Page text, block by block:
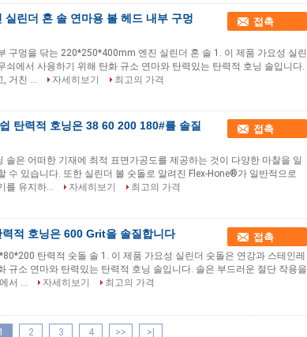
린더 혼 솔 연마용 볼 헤드 내부 구멍
접촉
구멍을 닦는 220*250*400mm 엔진 실린더 혼 솔 1. 이 제품 가요성 실린
쇠에서 사용하기 위해 탄화 규소 연마와 탄력있는 탄력적 호닝 솔입니다.
, 거친 ...
자세히보기
최고의 가격
탄력적 호닝은 38 60 200 180#를 솔질
접촉
솔은 어떠한 기재에 최적 표면가공도를 제공하는 것이 다양한 마찰을 일
수 있습니다. 또한 실린더 볼 숫돌로 알려진 Flex-Hone®가 일반적으로
를 유지하...
자세히보기
최고의 가격
적 호닝은 600 Grit을 솔질합니다 접촉
탄력적 숫돌 솔 1. 이 제품 가요성 실린더 숫돌은 연강과 스테인레
규소 연마와 탄력있는 탄력적 호닝 솔입니다. 솔은 부드러운 절단 작용을
서 ...
자세히보기
최고의 가격
1 2 3 4 >> >|